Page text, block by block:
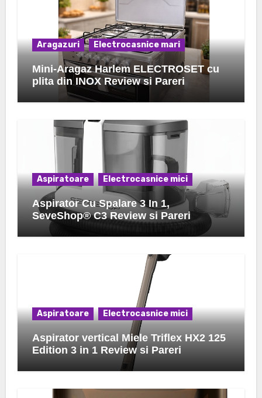
Aragazuri Electrocasnice mari
Mini-Aragaz Harlem ELECTROSET cu
plita din INOX Review si Pareri
Aspiratoare Electrocasnice mici
Aspirator Cu Spalare 3 In 1,
SeveShop® C3 Review si Pareri
Aspiratoare Electrocasnice mici
Aspirator vertical Miele Triflex HX2 125
Edition 3 in 1 Review si Pareri